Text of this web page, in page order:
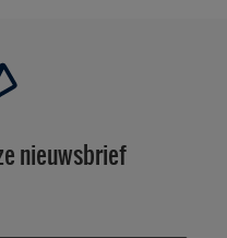
nieuwsbrief